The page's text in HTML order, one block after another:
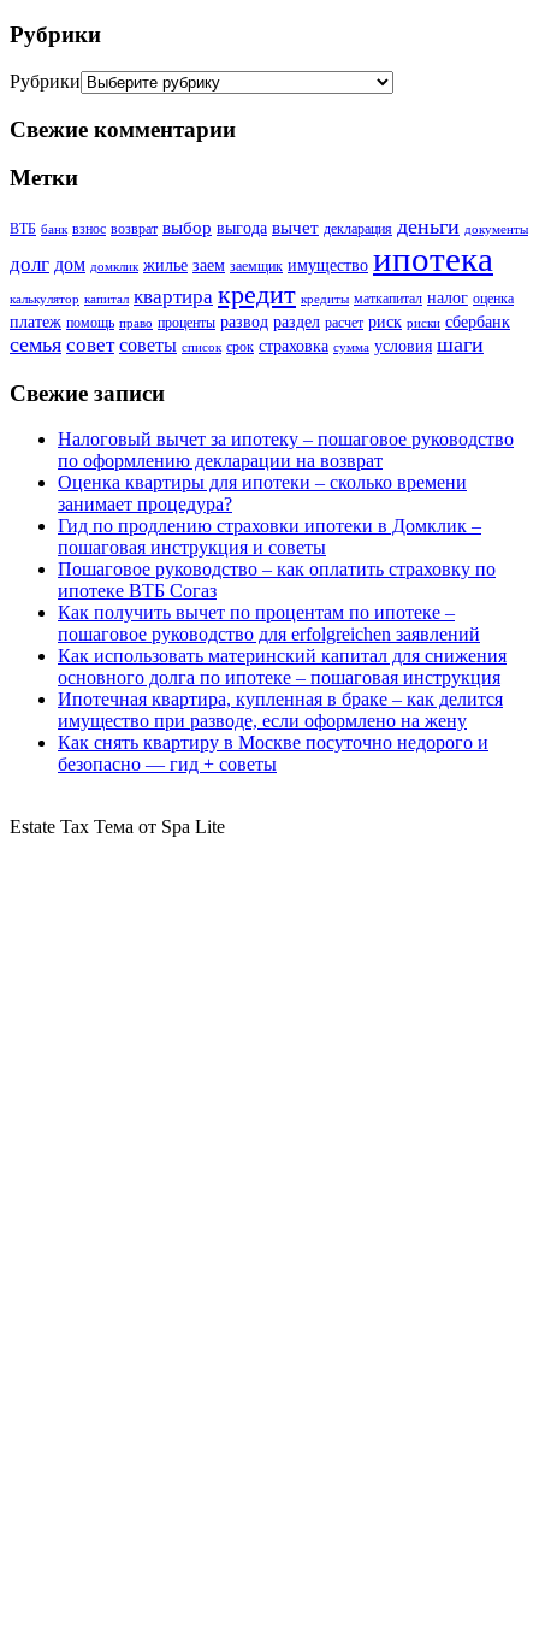
Рубрики
Рубрики
Свежие комментарии
Метки
ВТБ банк взнос возврат выбор выгода вычет декларация деньги документы
долг дом домклик жилье заем заемщик имущество ипотека
калькулятор капитал квартира кредит кредиты маткапитал налог оценка
платеж помощь право проценты развод раздел расчет риск риски сбербанк
семья совет советы список срок страховка сумма условия шаги
Свежие записи
Налоговый вычет за ипотеку – пошаговое руководство
по оформлению декларации на возврат
Оценка квартиры для ипотеки – сколько времени
занимает процедура?
Гид по продлению страховки ипотеки в Домклик –
пошаговая инструкция и советы
Пошаговое руководство – как оплатить страховку по
ипотеке ВТБ Согаз
Как получить вычет по процентам по ипотеке –
пошаговое руководство для erfolgreichen заявлений
Как использовать материнский капитал для снижения
основного долга по ипотеке – пошаговая инструкция
Ипотечная квартира, купленная в браке – как делится
имущество при разводе, если оформлено на жену
Как снять квартиру в Москве посуточно недорого и
безопасно — гид + советы
Estate Tax Тема от Spa Lite